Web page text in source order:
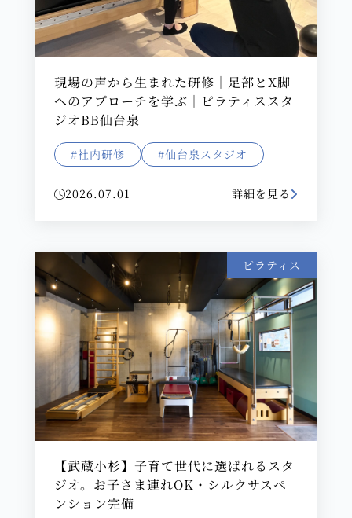
現場の声から生まれた研修｜足部とX脚
へのアプローチを学ぶ｜ピラティススタ
ジオBB仙台泉
#社内研修 #仙台泉スタジオ
2026.07.01 詳細を見る
ピラティス
【武蔵小杉】子育て世代に選ばれるスタ
ジオ。お子さま連れOK・シルクサスペ
ンション完備